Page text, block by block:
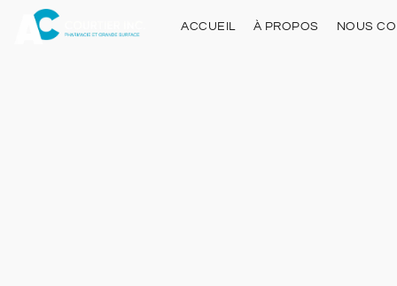
ACCUEIL À PROPOS NOUS